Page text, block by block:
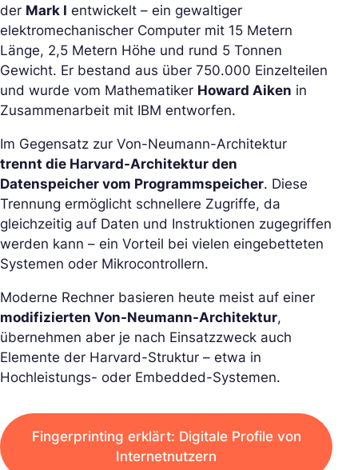
der Mark I entwickelt – ein gewaltiger
elektromechanischer Computer mit 15 Metern
Länge, 2,5 Metern Höhe und rund 5 Tonnen
Gewicht. Er bestand aus über 750.000 Einzelteilen
und wurde vom Mathematiker Howard Aiken in
Zusammenarbeit mit IBM entworfen.
Im Gegensatz zur Von-Neumann-Architektur
trennt die Harvard-Architektur den
Datenspeicher vom Programmspeicher. Diese
Trennung ermöglicht schnellere Zugriffe, da
gleichzeitig auf Daten und Instruktionen zugegriffen
werden kann – ein Vorteil bei vielen eingebetteten
Systemen oder Mikrocontrollern.
Moderne Rechner basieren heute meist auf einer
modifizierten Von-Neumann-Architektur,
übernehmen aber je nach Einsatzzweck auch
Elemente der Harvard-Struktur – etwa in
Hochleistungs- oder Embedded-Systemen.
Fingerprinting erklärt: Digitale Profile von
Internetnutzern